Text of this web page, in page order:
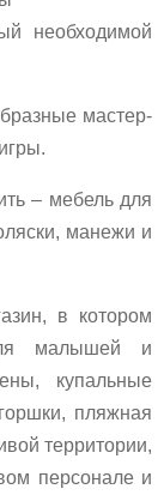
необходимой
мастер-
– мебель для
манежи и
в котором
малышей и
купальные
пляжная
территории,
персонале и